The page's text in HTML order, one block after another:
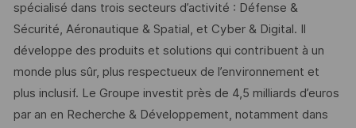
spécialisé dans trois secteurs d’activité : Défense &
Sécurité, Aéronautique & Spatial, et Cyber & Digital. Il
développe des produits et solutions qui contribuent à un
monde plus sûr, plus respectueux de l’environnement et
plus inclusif. Le Groupe investit près de 4,5 milliards d’euros
par an en Recherche & Développement, notamment dans